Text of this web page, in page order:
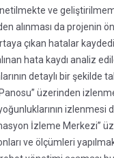
ve
alınması da projenin
çıkan hatalar
hata kaydı analiz
detaylı bir
üzerinden
izlenmesi
İzleme Merkezi”
ve ölçümleri